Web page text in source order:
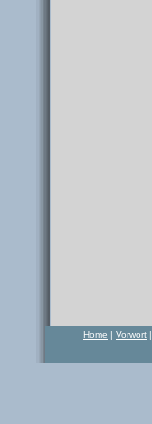
Home | Vorwort |